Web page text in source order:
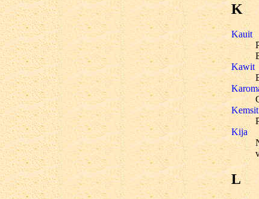
K
Kauit
Kawit
Kemsit
Kija
L